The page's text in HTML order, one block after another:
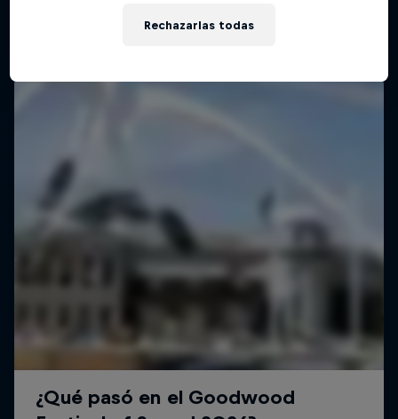
Rechazarlas todas